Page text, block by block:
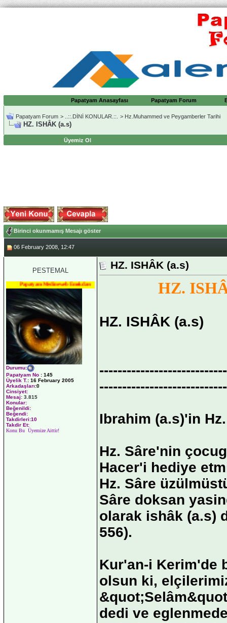
Papatyam Anasayfası Papatyam Forum
Papatyam Forum > ..::.DİNİ KONULAR.::. > Hz.Muhammed ve Peygamberler Tarihi
HZ. ISHÂK (a.s)
Üyemiz Ol
Birinci okunmamış Mesajı göster
06 February 2008, 12:47
PESTEMAL
Papatyam Medineweb Emekdarı
Durumu:
Papatyam No : 145
Üyelik T.: 16 February 2005
Arkadaşları:0
Cinsiyet:
Mesaj: 3.815
Konular:
Beğenildi:
Beğendi:
Takdirleri:10
Takdir Et:
Konu Bu Üyemize Aittir!
HZ. ISHÂK (a.s)
HZ.
HZ. ISHÂK (a.s)
Ibrahim (a.s)'in
Hz. Sâre'nin
Hacer'i hediye
Hz. Sâre
Sâre doksan
olarak ishâk (a.s)
556).
Kur'an-i Kerim'de
olsun ki,
dedi ve